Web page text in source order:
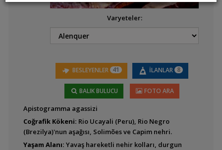
Aequidens patricki
portalegrensis
(Kahverengi Acara -
Port Acara)
(Blue Acara)
Varyeteler:
BESLEYENLER 41 İLANLAR 8
BALIK BULUCU FOTO ARA
Apistogramma agassizi
Coğrafik Kökeni: Rio Ucayali (Peru), Rio Negro
(Brezilya)'nun aşağısı, Solimões ve Capim nehri.
Yaşam Alanı: Yavaş hareketli nehir kolları, durgun